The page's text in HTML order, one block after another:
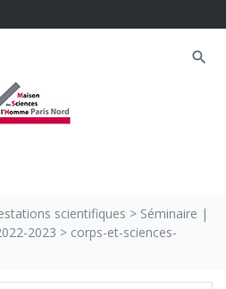
search
scientifiques > Séminaire |
2023 > corps-et-sciences-